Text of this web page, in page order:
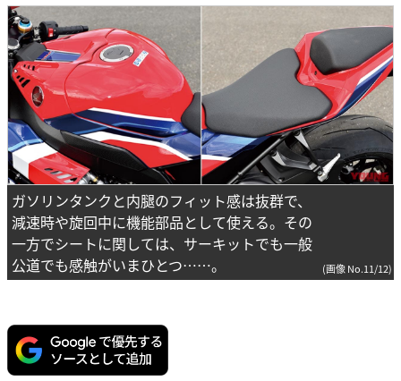
ガソリンタンクと内腿のフィット感は抜群で、
減速時や旋回中に機能部品として使える。その
一方でシートに関しては、サーキットでも一般
公道でも感触がいまひとつ……。
(画像 No.11/12)